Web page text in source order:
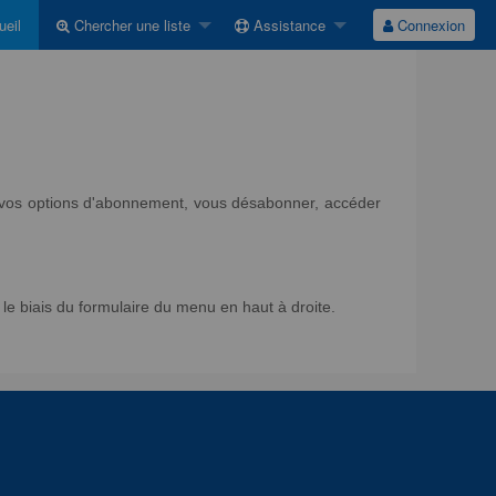
Chercher une liste Assistance Connexion
options d'abonnement, vous désabonner, accéder
biais du formulaire du menu en haut à droite.